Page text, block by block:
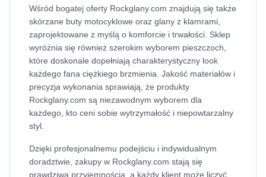
Wśród bogatej oferty Rockglany.com znajdują się także
skórzane buty motocyklowe oraz glany z klamrami,
zaprojektowane z myślą o komforcie i trwałości. Sklep
wyróżnia się również szerokim wyborem pieszczoch,
które doskonale dopełniają charakterystyczny look
każdego fana ciężkiego brzmienia. Jakość materiałów i
precyzja wykonania sprawiają, że produkty
Rockglany.com są niezawodnym wyborem dla
każdego, kto ceni sobie wytrzymałość i niepowtarzalny
styl.
Dzięki profesjonalnemu podejściu i indywidualnym
doradztwie, zakupy w Rockglany.com stają się
prawdziwą przyjemnością, a każdy klient może liczyć